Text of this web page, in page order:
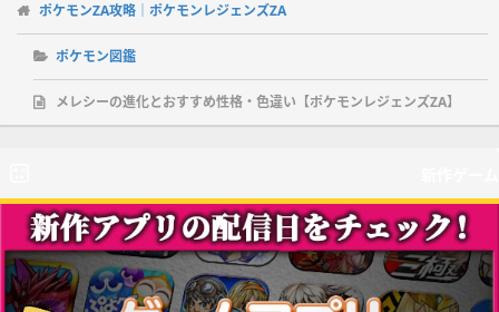
ポケモンZA攻略｜ポケモンレジェンズZA
ポケモン図鑑
メレシーの進化とおすすめ性格・色違い【ポケモンレジェンズZA】